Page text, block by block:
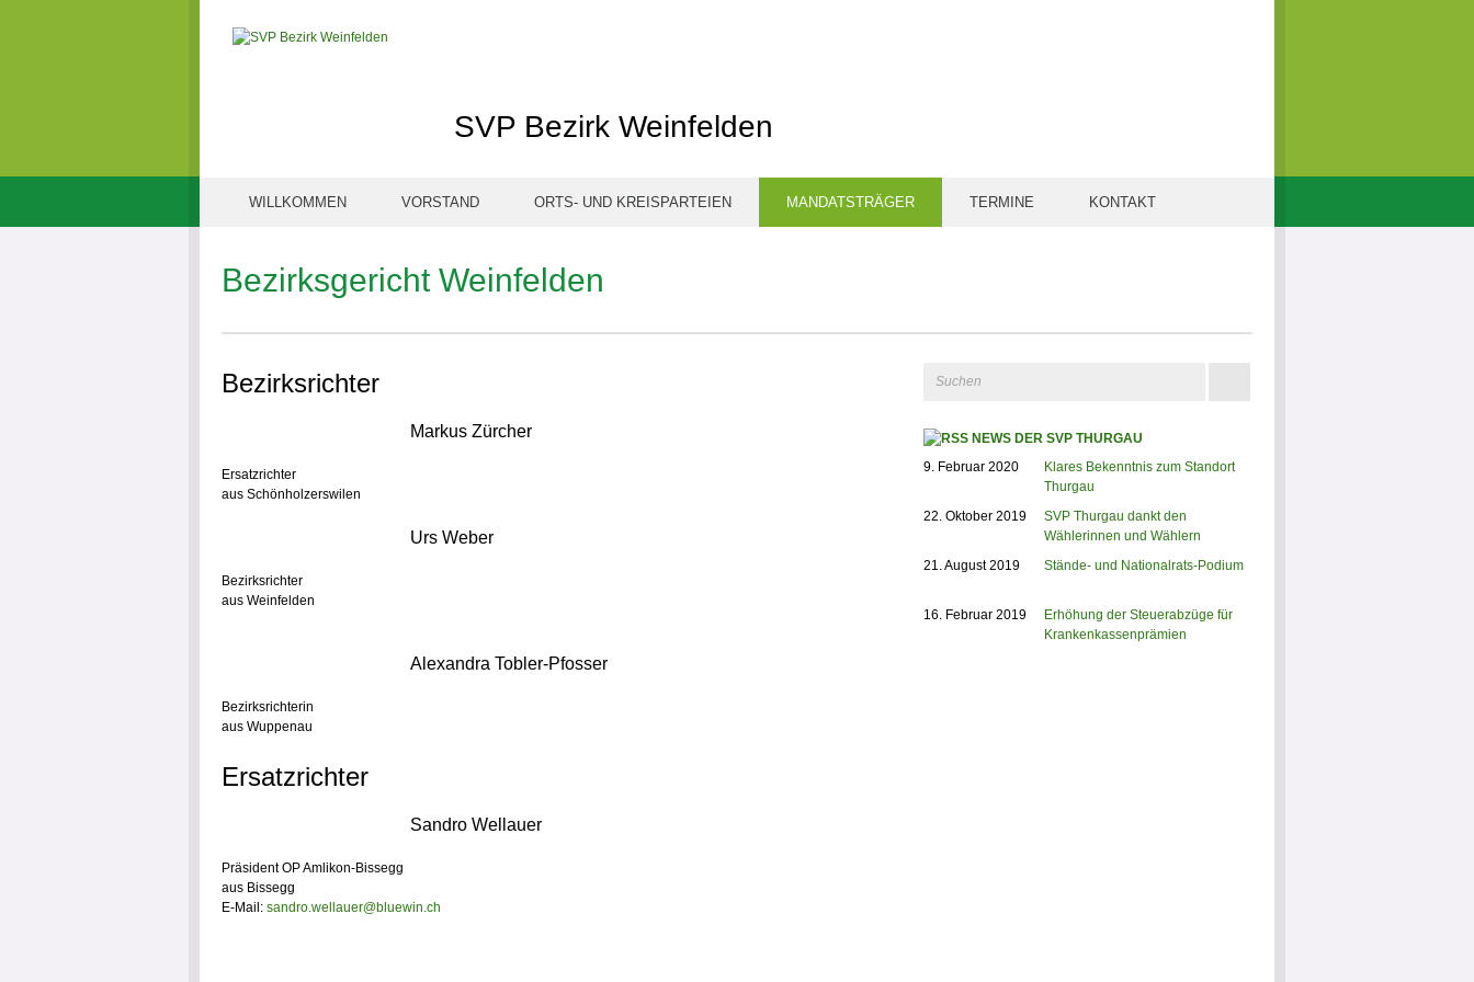
SVP Bezirk Weinfelden
WILLKOMMEN VORSTAND ORTS- UND KREISPARTEIEN MANDATSTRÄGER TERMINE KONTAKT
Bezirksgericht Weinfelden
Bezirksrichter
Markus Zürcher
Ersatzrichter
aus Schönholzerswilen
Urs Weber
Bezirksrichter
aus Weinfelden
Alexandra Tobler-Pfosser
Bezirksrichterin
aus Wuppenau
Ersatzrichter
Sandro Wellauer
Präsident OP Amlikon-Bissegg
aus Bissegg
E-Mail: sandro.wellauer@bluewin.ch
NEWS DER SVP THURGAU
Klares Bekenntnis zum Standort
Thurgau
9. Februar 2020
SVP Thurgau dankt den
Wählerinnen und Wählern
22. Oktober 2019
Stände- und Nationalrats-Podium
21. August 2019
Erhöhung der Steuerabzüge für
Krankenkassenprämien
16. Februar 2019